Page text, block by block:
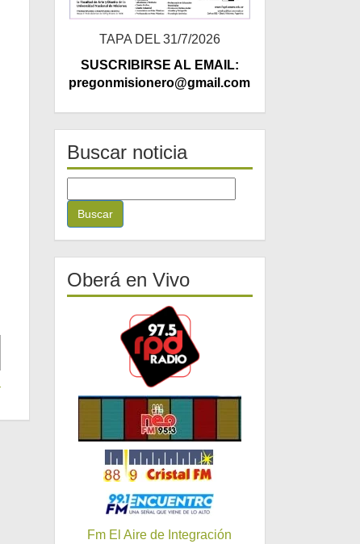
TAPA DEL 31/7/2026
SUSCRIBIRSE AL EMAIL:
pregonmisionero@gmail.com
Buscar noticia
u
c
a
r
:
Oberá en Vivo
Fm El Aire de Integración